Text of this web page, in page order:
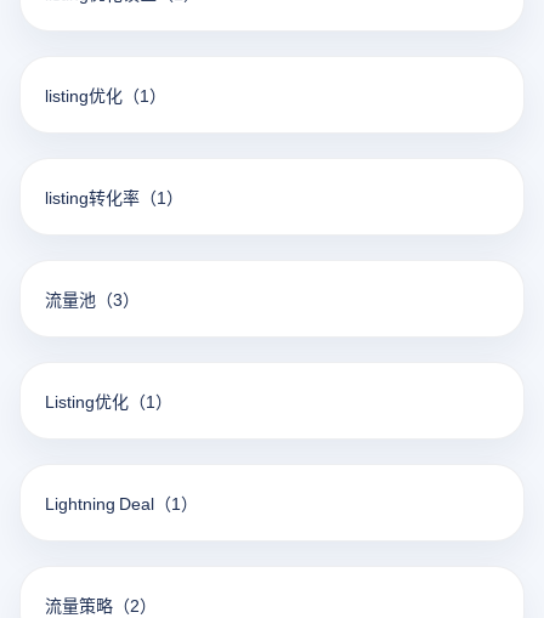
listing优化 （1）
listing转化率 （1）
流量池 （3）
Listing优化 （1）
Lightning Deal （1）
流量策略 （2）